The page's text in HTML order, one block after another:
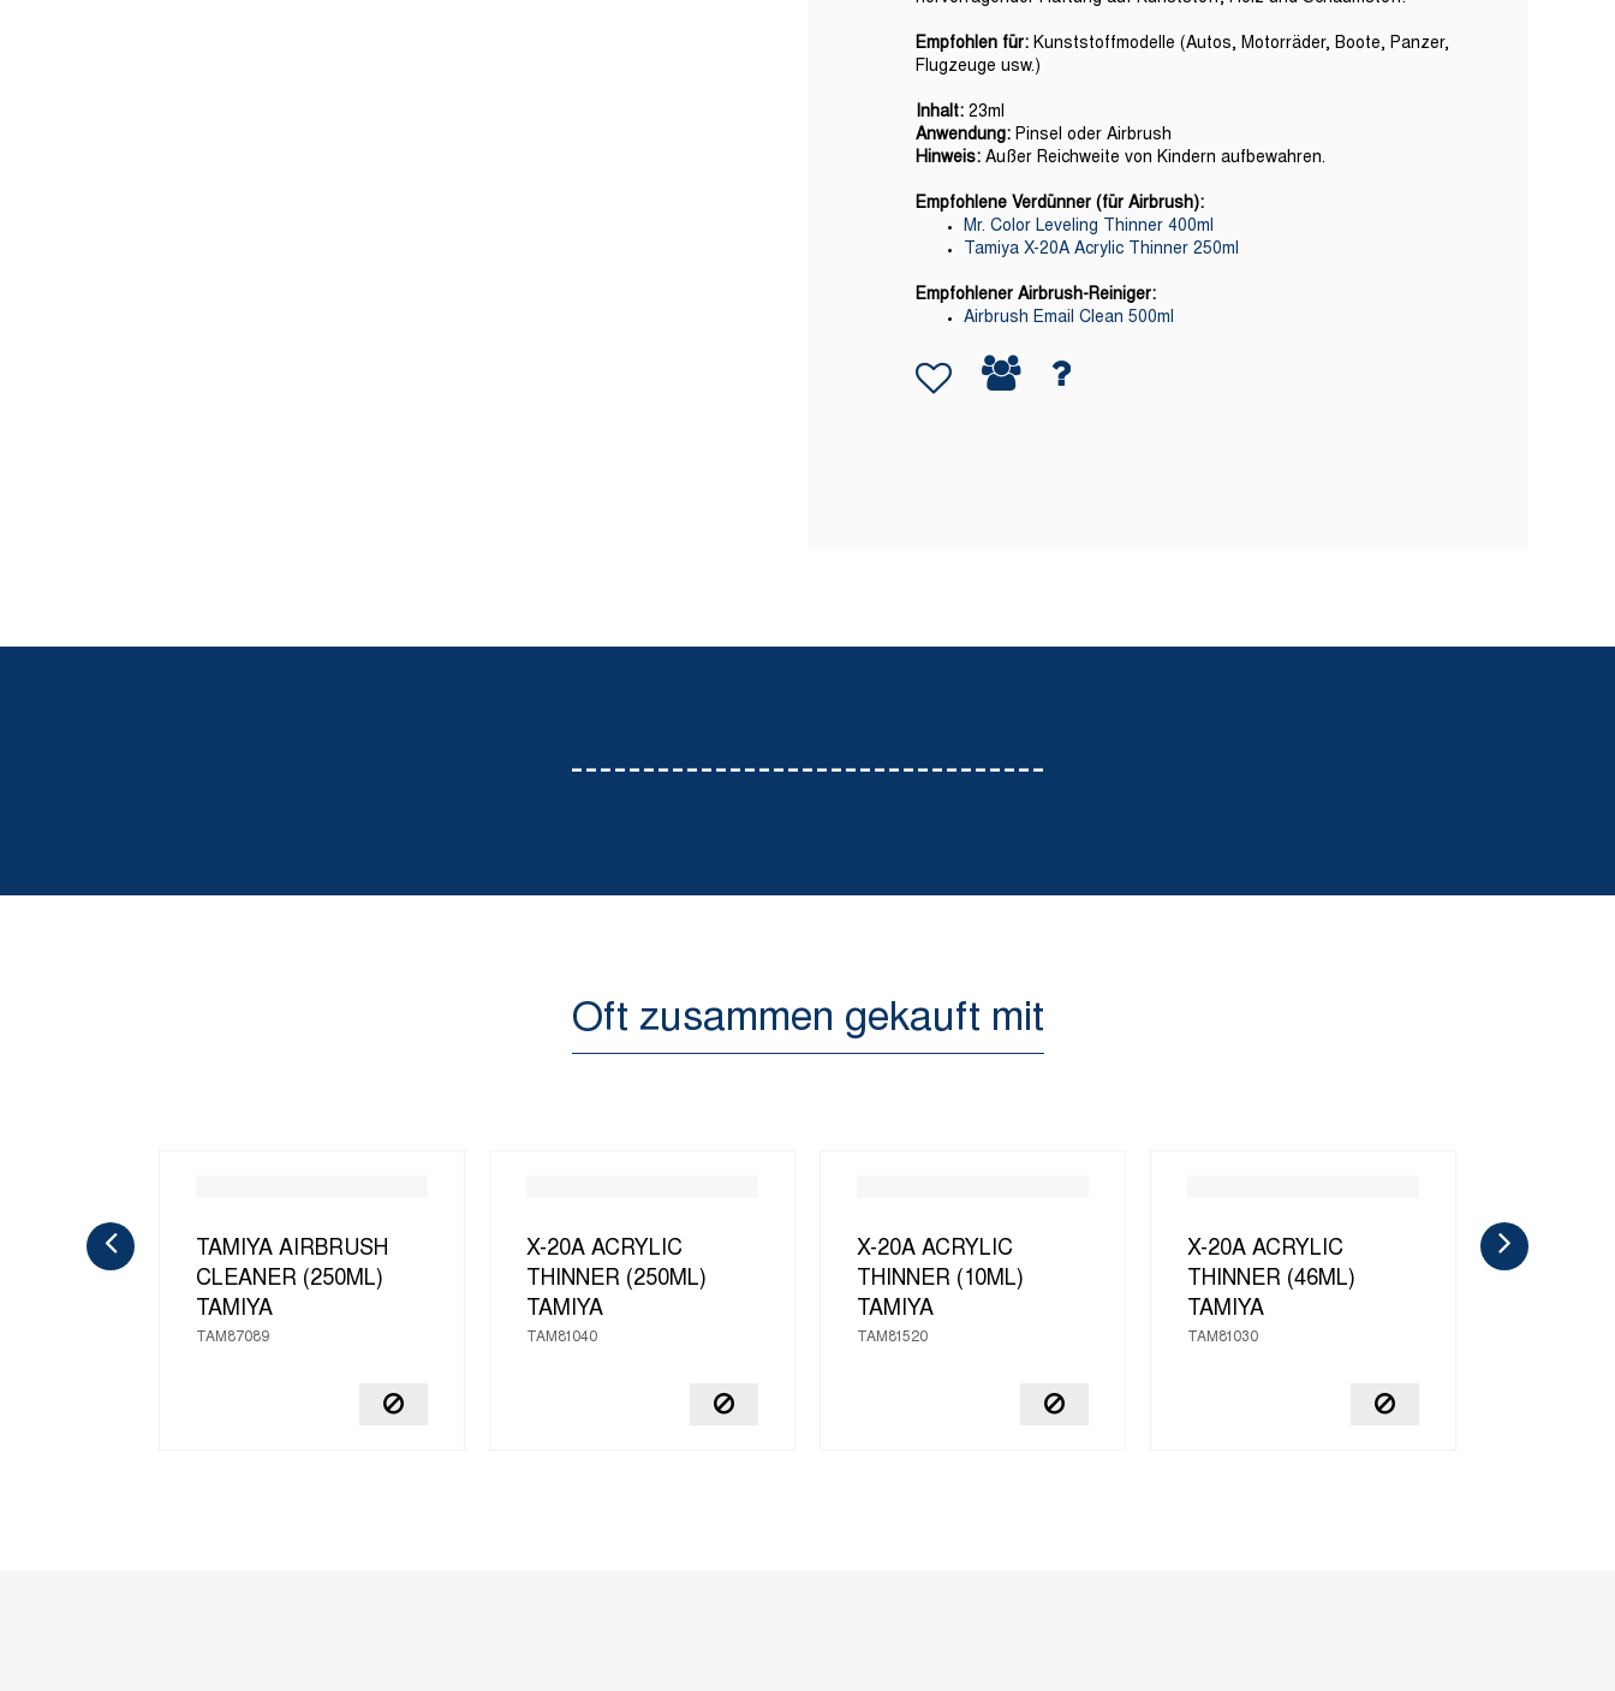
Empfohlen für: Kunststoffmodelle (Autos, Motorräder, Boote, Panzer,
Flugzeuge usw.)
Inhalt: 23ml
Anwendung: Pinsel oder Airbrush
Hinweis: Außer Reichweite von Kindern aufbewahren.
Empfohlene Verdünner (für Airbrush):
Mr. Color Leveling Thinner 400ml
Tamiya X-20A Acrylic Thinner 250ml
Empfohlener Airbrush-Reiniger:
Airbrush Email Clean 500ml
---------------------------------
Oft zusammen gekauft mit
TAMIYA AIRBRUSH
CLEANER (250ML)
TAMIYA
TAM87089
X-20A ACRYLIC
THINNER (250ML)
TAMIYA
TAM81040
X-20A ACRYLIC
THINNER (10ML)
TAMIYA
TAM81520
X-20A ACRYLIC
THINNER (46ML)
TAMIYA
TAM81030
X-20A